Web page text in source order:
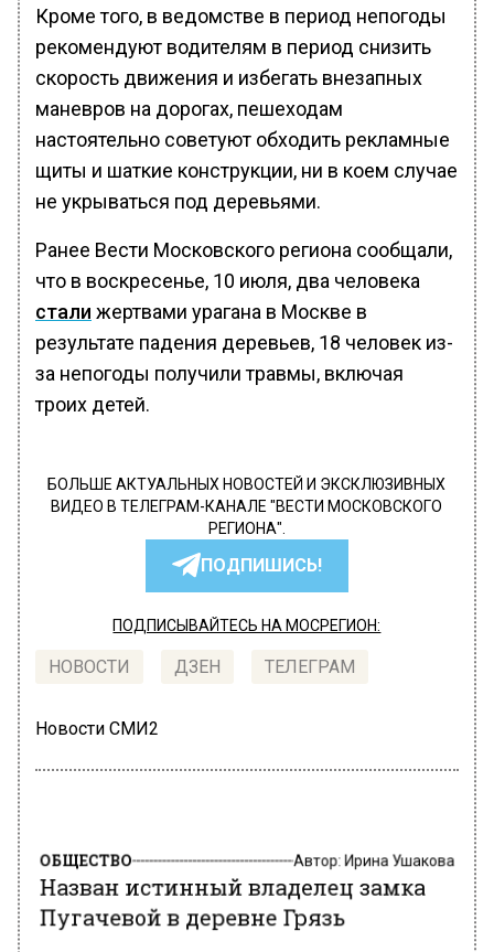
Кроме того, в ведомстве в период непогоды
рекомендуют водителям в период снизить
скорость движения и избегать внезапных
маневров на дорогах, пешеходам
настоятельно советуют обходить рекламные
щиты и шаткие конструкции, ни в коем случае
не укрываться под деревьями.
Ранее Вести Московского региона сообщали,
что в воскресенье, 10 июля, два человека
стали жертвами урагана в Москве в
результате падения деревьев, 18 человек из-
за непогоды получили травмы, включая
троих детей.
БОЛЬШЕ АКТУАЛЬНЫХ НОВОСТЕЙ И ЭКСКЛЮЗИВНЫХ
ВИДЕО В ТЕЛЕГРАМ-КАНАЛЕ "ВЕСТИ МОСКОВСКОГО
РЕГИОНА".
ПОДПИШИСЬ!
ПОДПИСЫВАЙТЕСЬ НА МОСРЕГИОН:
НОВОСТИ ДЗЕН ТЕЛЕГРАМ
Новости СМИ2
Назван истинный владелец замка
Пугачевой в деревне Грязь